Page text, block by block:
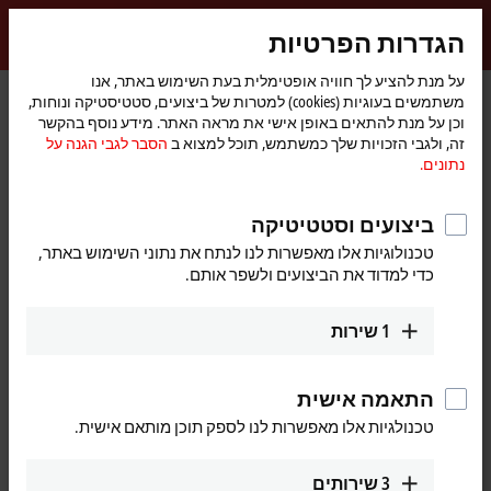
New
Automation
Technology
myBeckhoff
דף
הבית
חברה חדשות Safety: News in the field of safe automation
עם הלחיצה על הלחצן "מאשר", נציג בפניך את קטע הווידיאו
ונתאים את הגדרות הפרטיות, וכדי שתוכל לקבל תוכן חיצוני מ-
Vimeo. עיין כאןהסבר לגבי הגנה על נתונים.
Safety: News in the field of safe
הגדרות הפרטיות
על מנת להציע לך חוויה אופטימלית בעת השימוש באתר, אנו
משתמשים בעוגיות (cookies) למטרות של ביצועים, סטטיסטיקה ונוחות,
וכן על מנת להתאים באופן אישי את מראה האתר. מידע נוסף בהקשר
זה, ולגבי הזכויות שלך כמשתמש, תוכל למצוא ב הסבר לגבי הגנה על
נתונים.
ביצועים וסטטיטיקה
טכנולוגיות אלו מאפשרות לנו לנתח את נתוני השימוש באתר,
כדי למדוד את הביצועים ולשפר אותם.
1שירות
התאמה אישית
טכנולגיות אלו מאפשרות לנו לספק תוכן מותאם אישית.
3שירותים